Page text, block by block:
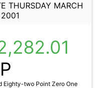
THURSDAY MARCH
Eighty-two Point Zero One